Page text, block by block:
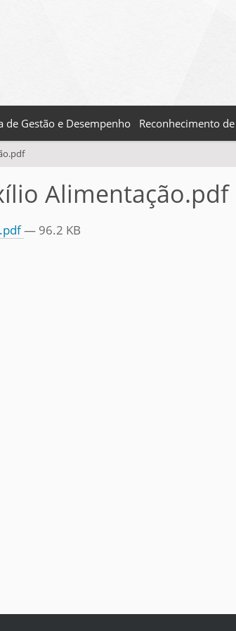
de Gestão e Desempenho Reconhecimento
Alimentação.pdf
— 96.2 KB